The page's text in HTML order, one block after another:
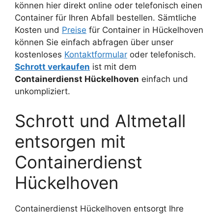
können hier direkt online oder telefonisch einen
Container für Ihren Abfall bestellen. Sämtliche
Kosten und Preise für Container in Hückelhoven
können Sie einfach abfragen über unser
kostenloses Kontaktformular oder telefonisch.
Schrott verkaufen ist mit dem
Containerdienst Hückelhoven einfach und
unkompliziert.
Schrott und Altmetall
entsorgen mit
Containerdienst
Hückelhoven
Containerdienst Hückelhoven entsorgt Ihre